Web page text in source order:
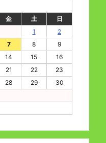
金 土
日
1
2
7 8
9
14 15
16
21 22
23
28 29
30